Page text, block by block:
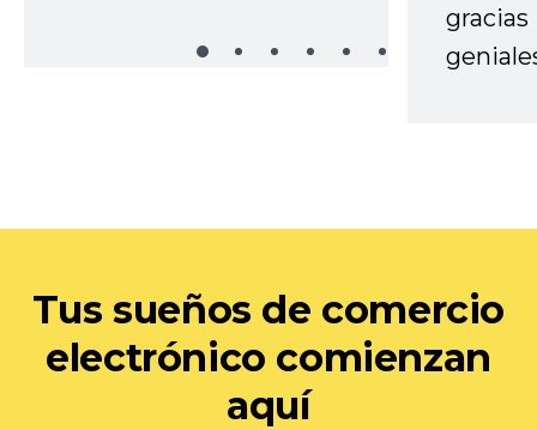
gracias
Tus sueños de comercio
electrónico comienzan
aquí